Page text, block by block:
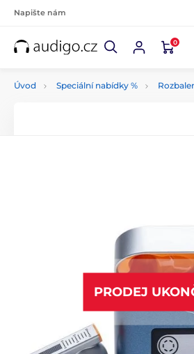
Napište nám
0
Úvod Speciální nabídky %
PRODEJ